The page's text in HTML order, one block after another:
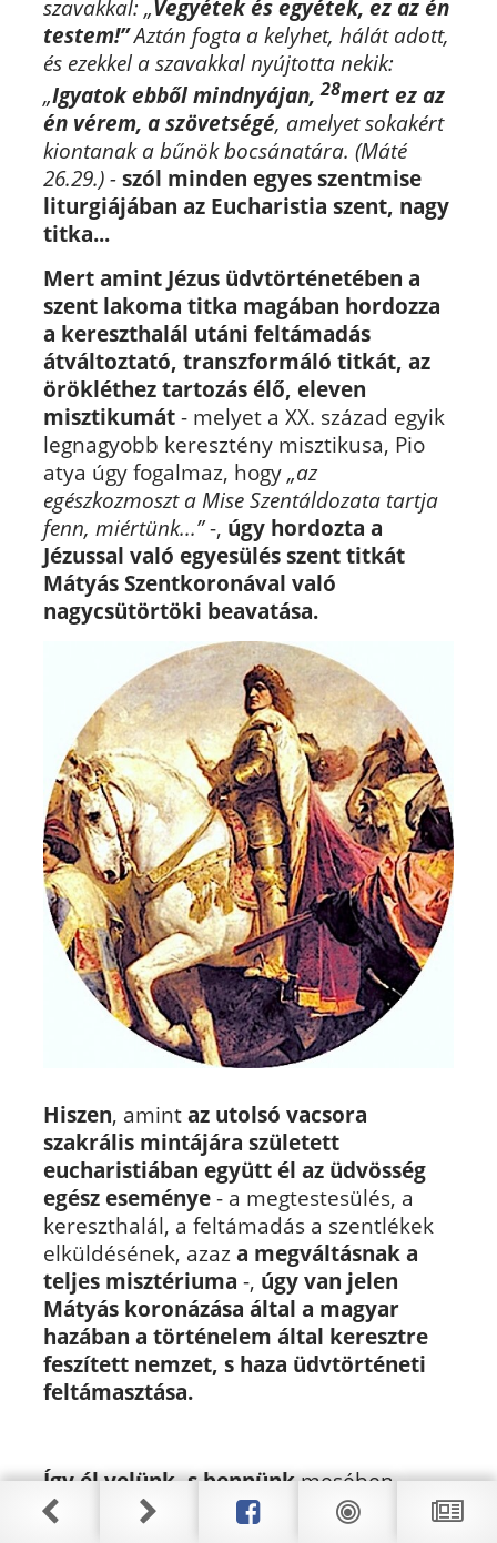
szavakkal: „Vegyétek és egyétek, ez az én
testem!” Aztán fogta a kelyhet, hálát adott,
és ezekkel a szavakkal nyújtotta nekik:
„Igyatok ebből mindnyájan, 28mert ez az
én vérem, a szövetségé, amelyet sokakért
kiontanak a bűnök bocsánatára. (Máté
26.29.) - szól minden egyes szentmise
liturgiájában az Eucharistia szent, nagy
titka...
Mert amint Jézus üdvtörténetében a
szent lakoma titka magában hordozza
a kereszthalál utáni feltámadás
átváltoztató, transzformáló titkát, az
örökléthez tartozás élő, eleven
misztikumát- melyet a XX. század egyik
legnagyobb keresztény misztikusa, Pio
atya úgy fogalmaz, hogy „az
egészkozmoszt a Mise Szentáldozata tartja
fenn, miértünk...”-, úgy hordozta a
Jézussal való egyesülés szent titkát
Mátyás Szentkoronával való
nagycsütörtöki beavatása.
Hiszen, amint az utolsó vacsora
szakrális mintájára született
eucharistiában együtt él az üdvösség
egész eseménye- a megtestesülés, a
kereszthalál, a feltámadás a szentlékek
elküldésének, azaz a megváltásnak a
teljes misztériuma -, úgy van jelen
Mátyás koronázása által a magyar
hazában a történelem által keresztre
feszített nemzet, s haza üdvtörténeti
feltámasztása.
Így él velünk, s bennünkmesében,
dalban, versben és énekszóban a világ